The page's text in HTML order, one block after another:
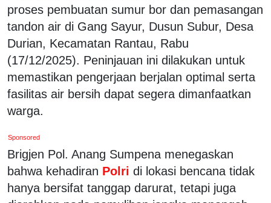
proses pembuatan sumur bor dan pemasangan
tandon air di Gang Sayur, Dusun Subur, Desa
Durian, Kecamatan Rantau, Rabu
(17/12/2025). Peninjauan ini dilakukan untuk
memastikan pengerjaan berjalan optimal serta
fasilitas air bersih dapat segera dimanfaatkan
warga.
Sponsored
Brigjen Pol. Anang Sumpena menegaskan
bahwa kehadiran Polri di lokasi bencana tidak
hanya bersifat tanggap darurat, tetapi juga